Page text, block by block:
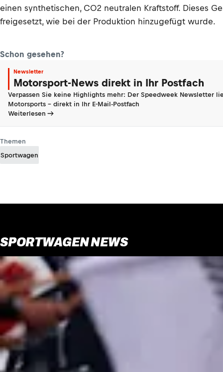
einen synthetischen, CO2 neutralen Kraftstoff. Dieses
freigesetzt, wie bei der Produktion hinzugefügt wurde.
Schon gesehen?
Newsletter
Motorsport-News direkt in Ihr Postfach
Verpassen Sie keine Highlights mehr: Der Speedweek Newsletter
Motorsports - direkt in Ihr E-Mail-Postfach
Weiterlesen
Themen
Sportwagen
SPORTWAGEN NEWS